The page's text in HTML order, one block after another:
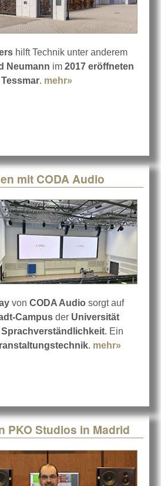
hilft Technik unter anderem
Neumann im 2017 eröffneten
Tessmar. mehr»
mit CODA Audio
von CODA Audio sorgt auf
Campus der Universität
Sprachverständlichkeit. Ein
. mehr»
PKO Studios in Madrid